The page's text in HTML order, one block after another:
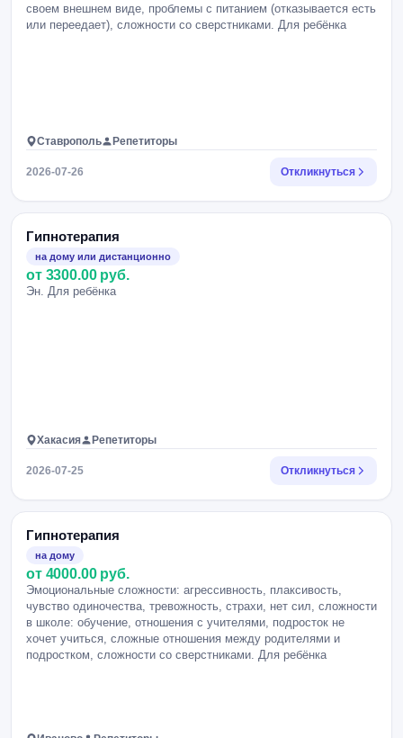
своем внешнем виде, проблемы с питанием (отказывается есть
или переедает), сложности со сверстниками. Для ребёнка
Ставрополь Репетиторы
2026-07-26 Откликнуться
Гипнотерапия
на дому или дистанционно
от 3300.00 руб.
Эн. Для ребёнка
Хакасия Репетиторы
2026-07-25 Откликнуться
Гипнотерапия
на дому
от 4000.00 руб.
Эмоциональные сложности: агрессивность, плаксивость,
чувство одиночества, тревожность, страхи, нет сил, сложности
в школе: обучение, отношения с учителями, подросток не
хочет учиться, сложные отношения между родителями и
подростком, сложности со сверстниками. Для ребёнка